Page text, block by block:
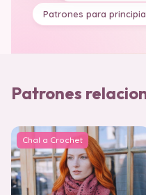
Patrones para
Patrones
Chal a Crochet